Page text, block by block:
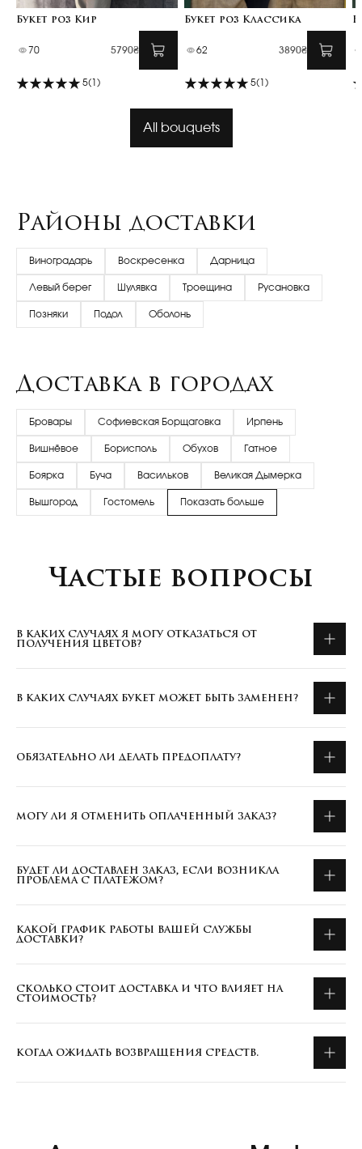
Букет роз Кир
70 5790₴
5(1)
Букет роз Классика
62 3890₴
5(1)
All bouquets
Районы доставки
Виноградарь Воскресенка Дарница
Левый берег Шулявка Троещина Русановка
Позняки Подол Оболонь
Доставка в городах
Бровары Софиевская Борщаговка Ирпень
Вишнёвое Борисполь Обухов Гатное
Боярка Буча Васильков Великая Дымерка
Вышгород Гостомель Показать больше
Частые вопросы
В КАКИХ СЛУЧАЯХ Я МОГУ ОТКАЗАТЬСЯ ОТ
ПОЛУЧЕНИЯ ЦВЕТОВ?
В КАКИХ СЛУЧАЯХ БУКЕТ МОЖЕТ БЫТЬ ЗАМЕНЕН?
ОБЯЗАТЕЛЬНО ЛИ ДЕЛАТЬ ПРЕДОПЛАТУ?
МОГУ ЛИ Я ОТМЕНИТЬ ОПЛАЧЕННЫЙ ЗАКАЗ?
БУДЕТ ЛИ ДОСТАВЛЕН ЗАКАЗ, ЕСЛИ ВОЗНИКЛА
ПРОБЛЕМА С ПЛАТЕЖОМ?
КАКОЙ ГРАФИК РАБОТЫ ВАШЕЙ СЛУЖБЫ
ДОСТАВКИ?
СКОЛЬКО СТОИТ ДОСТАВКА И ЧТО ВЛИЯЕТ НА
СТОИМОСТЬ?
КОГДА ОЖИДАТЬ ВОЗВРАЩЕНИЯ СРЕДСТВ.